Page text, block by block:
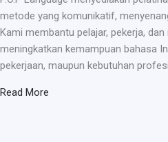
metode yang komunikatif,
Kami membantu pelajar, pekerja,
meningkatkan kemampuan bahasa
pekerjaan, maupun kebutuhan
Read More